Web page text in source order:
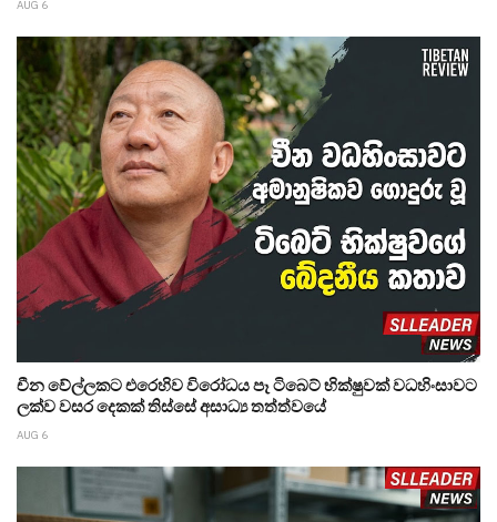
AUG 6
චීන වේල්ලකට එරෙහිව විරෝධය පෑ ටිබෙට් භික්ෂුවක් වධහිංසාවට
ලක්ව වසර දෙකක් තිස්සේ අසාධ්‍ය තත්ත්වයේ
AUG 6